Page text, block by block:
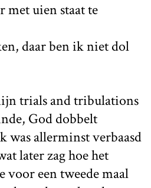
met uien staat te
daar ben ik niet dol
trials and tribulations
God dobbelt
was allerminst verbaasd
later zag hoe het
voor een tweede maal